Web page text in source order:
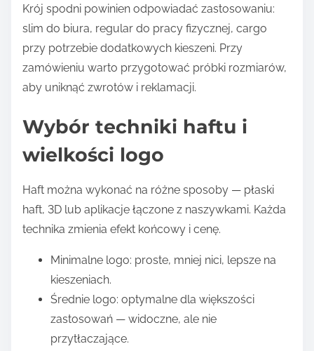
Krój spodni powinien odpowiadać zastosowaniu:
slim do biura, regular do pracy fizycznej, cargo
przy potrzebie dodatkowych kieszeni. Przy
zamówieniu warto przygotować próbki rozmiarów,
aby uniknąć zwrotów i reklamacji.
Wybór techniki haftu i
wielkości logo
Haft można wykonać na różne sposoby — płaski
haft, 3D lub aplikacje łączone z naszywkami. Każda
technika zmienia efekt końcowy i cenę.
Minimalne logo: proste, mniej nici, lepsze na
kieszeniach.
Średnie logo: optymalne dla większości
zastosowań — widoczne, ale nie
przytłaczające.